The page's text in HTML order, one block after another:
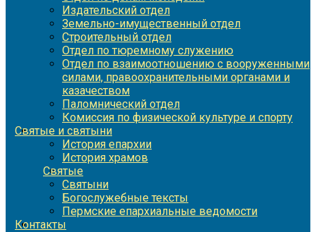
Издательский отдел
Земельно-имущественный отдел
Строительный отдел
Отдел по тюремному служению
Отдел по взаимоотношению с вооруженными
силами, правоохранительными органами и
казачеством
Паломнический отдел
Комиссия по физической культуре и спорту
Святые и святыни
История епархии
История храмов
Святые
Святыни
Богослужебные тексты
Пермские епархиальные ведомости
Контакты